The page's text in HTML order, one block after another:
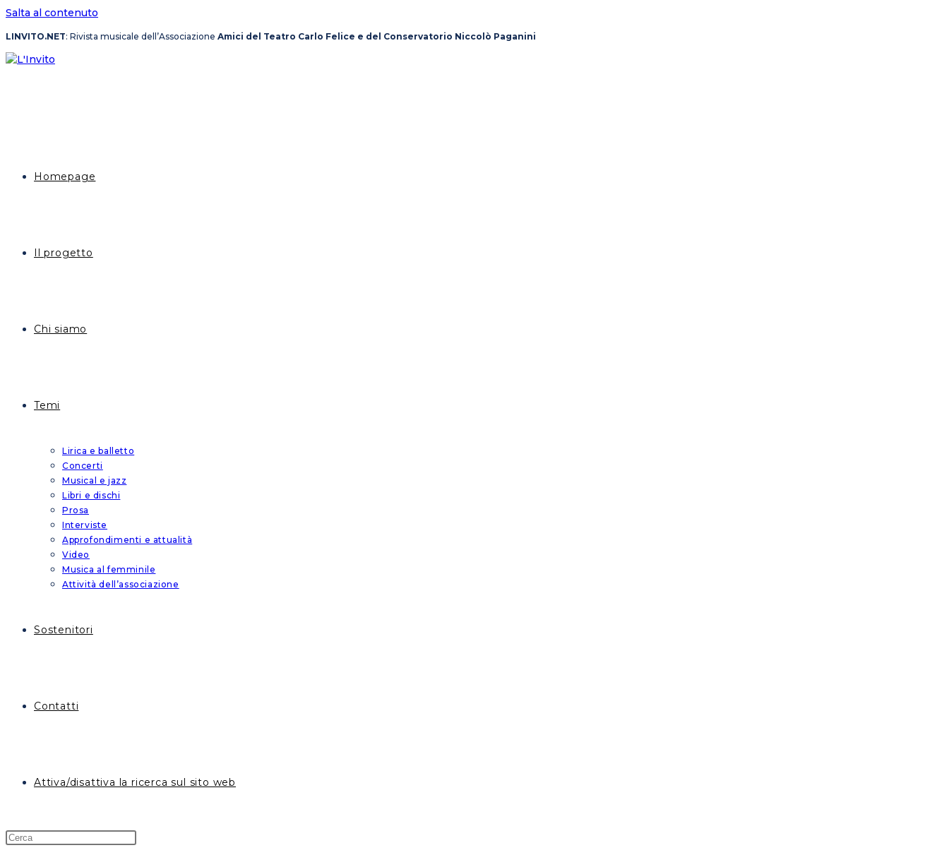
Salta al contenuto
LINVITO.NET: Rivista musicale dell’Associazione Amici del Teatro Carlo Felice e del Conservatorio Niccolò Paganini
Homepage
Il progetto
Chi siamo
Temi
Lirica e balletto
Concerti
Musical e jazz
Libri e dischi
Prosa
Interviste
Approfondimenti e attualità
Video
Musica al femminile
Attività dell’associazione
Sostenitori
Contatti
Attiva/disattiva la ricerca sul sito web